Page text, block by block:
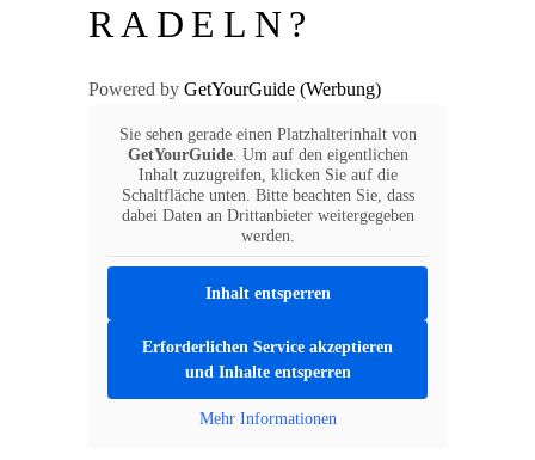
RADELN?
Powered by GetYourGuide
Sie sehen gerade einen Platzhalterinhalt von
GetYourGuide. Um auf den eigentlichen
Inhalt zuzugreifen, klicken Sie auf die
Schaltfläche unten. Bitte beachten Sie, dass
dabei Daten an Drittanbieter weitergegeben
werden.
Inhalt entsperren
Erforderlichen Service akzeptieren
und Inhalte entsperren
Mehr Informationen